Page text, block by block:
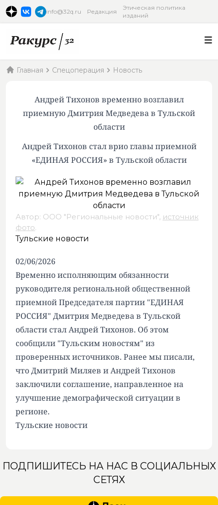
info@32q.ru Редакция
Этическая политика
изданий
Главная Спецоперация Новость
Андрей Тихонов временно возглавил
приемную Дмитрия Медведева в Тульской
области
Андрей Тихонов стал врио главы приемной
«ЕДИНАЯ РОССИЯ» в Тульской области
Автор: ООО "Региональные новости", источник
фото.
Тульские новости
02/06/2026
Временно исполняющим обязанности
руководителя региональной общественной
приемной Председателя партии "ЕДИНАЯ
РОССИЯ" Дмитрия Медведева в Тульской
области стал Андрей Тихонов. Об этом
сообщили "Тульским новостям" из
проверенных источников. Ранее мы писали,
что Дмитрий Миляев и Андрей Тихонов
заключили соглашение, направленное на
улучшение демографической ситуации в
регионе.
Тульские новости
ПОДПИШИТЕСЬ НА НАС В СОЦИАЛЬНЫХ
СЕТЯХ